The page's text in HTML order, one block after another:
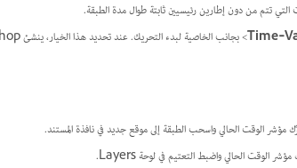
التي تتم من دون إطارين رئيسيين ثابتة طوال مدة الطبقة.